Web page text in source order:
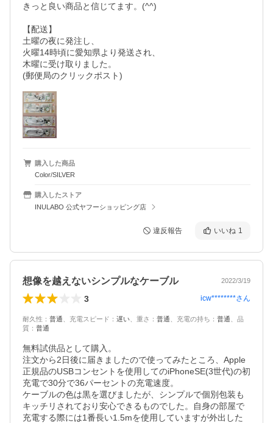
きっと良い商品と信じてます。(^^)
【配送】
土曜の夜に発注し、
火曜14時頃に愛知県より発送され、
木曜に受け取りました。
(郵便局のクリックポスト)
購入した商品
Color/SILVER
購入したストア
INULABO 公式ヤフーショッピング店
違反報告 いいね 1
想像を越えないシンプルなケーブル 2022/3/19
3 icw********さん
耐久性 ： 普通 充電スピード ： 遅い 重さ ： 普通 充電の持ち ： 普通
品
質 ： 普通
無料試供品として購入。
注文から2日後に届きましたので使ってみたところ、Apple
正規品のUSBコンセントを使用してのiPhoneSE(3世代)の初
充電で30分で36パーセントの充電速度。
ケーブルの色は黒を選びましたが、シンプルで個別包装も
キッチリされており安心できるものでした。自身の部屋で
充電する際には1番長い1.5mを使用していますが外出した